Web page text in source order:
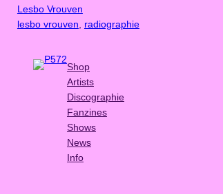
Lesbo Vrouven
lesbo vrouven
radiographie
Shop
Artists
Discographie
Fanzines
Shows
News
Info